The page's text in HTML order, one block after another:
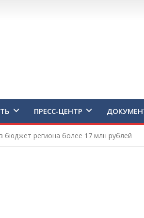
ПРЕСС-ЦЕНТР
бюджет региона более 17 млн рублей